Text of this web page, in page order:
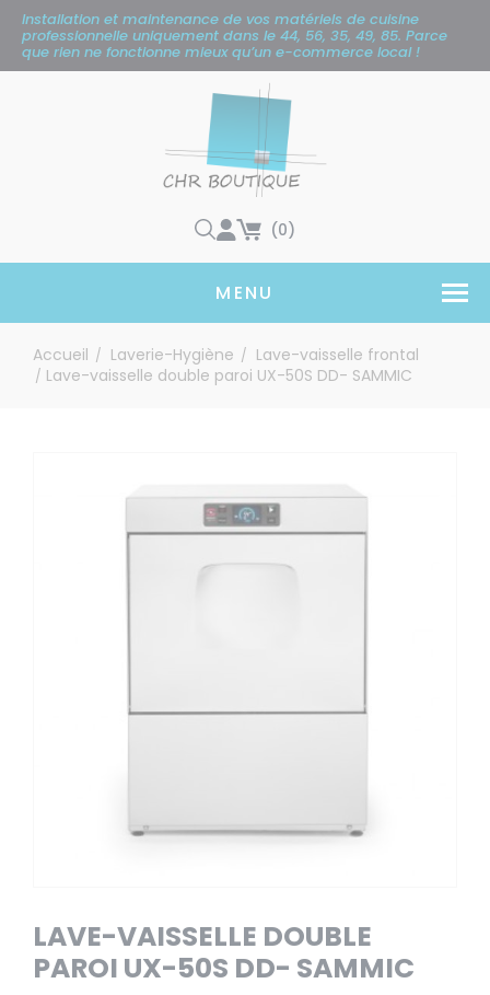
Installation et maintenance de vos matériels de cuisine
professionnelle uniquement dans le 44, 56, 35, 49, 85. Parce
que rien ne fonctionne mieux qu’un e-commerce local !
(0)
MENU
Accueil / Laverie-Hygiène / Lave-vaisselle frontal
/ Lave-vaisselle double paroi UX-50S DD- SAMMIC
LAVE-VAISSELLE DOUBLE
PAROI UX-50S DD- SAMMIC
Panneau de gestion des cookies